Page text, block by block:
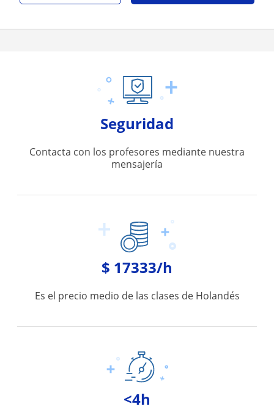
Seguridad
Contacta con los profesores mediante nuestra
mensajería
$ 17333/h
Es el precio medio de las clases de Holandés
<4h